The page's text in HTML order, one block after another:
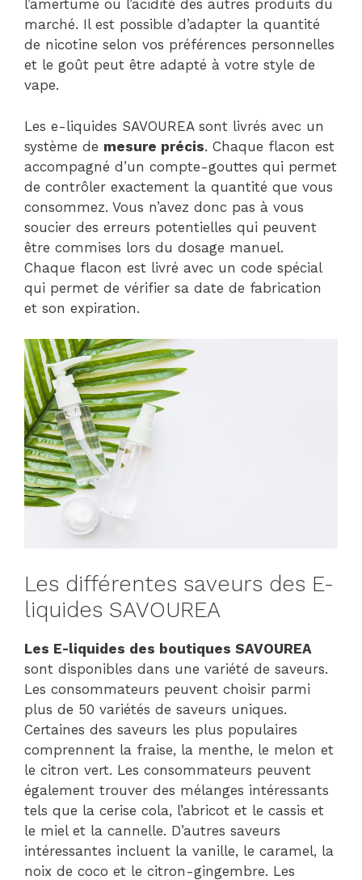
l’amertume ou l’acidité des autres produits du
marché. Il est possible d’adapter la quantité
de nicotine selon vos préférences personnelles
et le goût peut être adapté à votre style de
vape.
Les e-liquides SAVOUREA sont livrés avec un
système de mesure précis. Chaque flacon est
accompagné d’un compte-gouttes qui permet
de contrôler exactement la quantité que vous
consommez. Vous n’avez donc pas à vous
soucier des erreurs potentielles qui peuvent
être commises lors du dosage manuel.
Chaque flacon est livré avec un code spécial
qui permet de vérifier sa date de fabrication
et son expiration.
Les différentes saveurs des E-
liquides SAVOUREA
Les E-liquides des boutiques SAVOUREA
sont disponibles dans une variété de saveurs.
Les consommateurs peuvent choisir parmi
plus de 50 variétés de saveurs uniques.
Certaines des saveurs les plus populaires
comprennent la fraise, la menthe, le melon et
le citron vert. Les consommateurs peuvent
également trouver des mélanges intéressants
tels que la cerise cola, l’abricot et le cassis et
le miel et la cannelle. D’autres saveurs
intéressantes incluent la vanille, le caramel, la
noix de coco et le citron-gingembre. Les